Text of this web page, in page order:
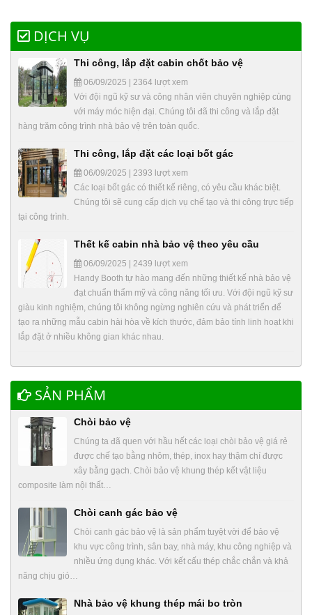
DỊCH VỤ
Thi công, lắp đặt cabin chốt bảo vệ
06/09/2025 | 2364 lượt xem
Với đội ngũ kỹ sư và công nhân viên chuyên nghiệp cùng
với máy móc hiện đại. Chúng tôi đã thi công và lắp đặt
hàng trăm công trình nhà bảo vệ trên toàn quốc.
Thi công, lắp đặt các loại bốt gác
06/09/2025 | 2393 lượt xem
Các loại bốt gác có thiết kế riêng, có yêu cầu khác biệt.
Chúng tôi sẽ cung cấp dịch vụ chế tạo và thi công trực tiếp
tại công trình.
Thết kế cabin nhà bảo vệ theo yêu cầu
06/09/2025 | 2439 lượt xem
Handy Booth tự hào mang đến những thiết kế nhà bảo vệ
đạt chuẩn thẩm mỹ và công năng tối ưu. Với đội ngũ kỹ sư
giàu kinh nghiệm, chúng tôi không ngừng nghiên cứu và phát triển để
tạo ra những mẫu cabin hài hòa về kích thước, đảm bảo tính linh hoạt khi
lắp đặt ở nhiều không gian khác nhau.
SẢN PHẨM
Chòi bảo vệ
Chúng ta đã quen với hầu hết các loại chòi bảo vệ giá rẻ
được chế tạo bằng nhôm, thép, inox hay thậm chí được
xây bằng gạch. Chòi bảo vệ khung thép kết vật liệu
composite làm nội thất…
Chòi canh gác bảo vệ
Chòi canh gác bảo vệ là sản phẩm tuyệt vời để bảo vệ
khu vực công trình, sân bay, nhà máy, khu công nghiệp và
nhiều ứng dụng khác. Với kết cấu thép chắc chắn và khả
năng chịu gió…
Nhà bảo vệ khung thép mái bo tròn